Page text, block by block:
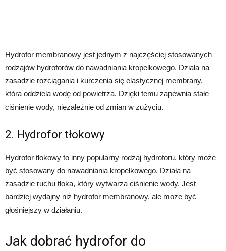
Hydrofor membranowy jest jednym z najczęściej stosowanych
rodzajów hydroforów do nawadniania kropelkowego. Działa na
zasadzie rozciągania i kurczenia się elastycznej membrany,
która oddziela wodę od powietrza. Dzięki temu zapewnia stałe
ciśnienie wody, niezależnie od zmian w zużyciu.
2. Hydrofor tłokowy
Hydrofor tłokowy to inny popularny rodzaj hydroforu, który może
być stosowany do nawadniania kropelkowego. Działa na
zasadzie ruchu tłoka, który wytwarza ciśnienie wody. Jest
bardziej wydajny niż hydrofor membranowy, ale może być
głośniejszy w działaniu.
Jak dobrać hydrofor do